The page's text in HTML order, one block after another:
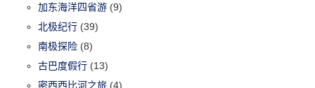
加东海洋四省游 (9)
北极纪行 (39)
南极探险 (8)
古巴度假行 (13)
密西西比河之旅 (4)